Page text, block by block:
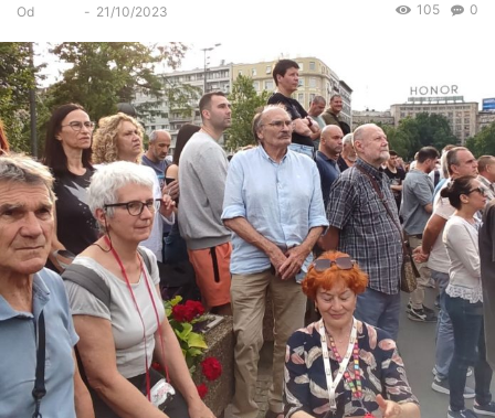
Od - 21/10/2023 0
105